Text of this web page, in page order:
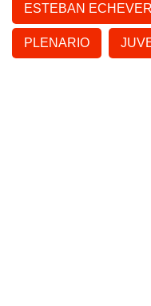
ESTEBAN
PLENARIO